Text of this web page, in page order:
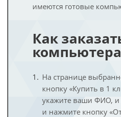
имеются готовые
Как
компьютера
На странице
кнопку «Купить в 1
укажите ваши ФИО, и
и нажмите кнопку